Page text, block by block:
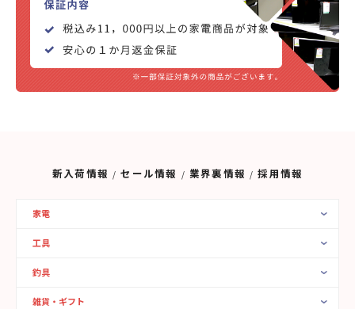
新入荷情報 セール情報 業界裏情報 採用情報
家電
工具
釣具
雑貨・ギフト